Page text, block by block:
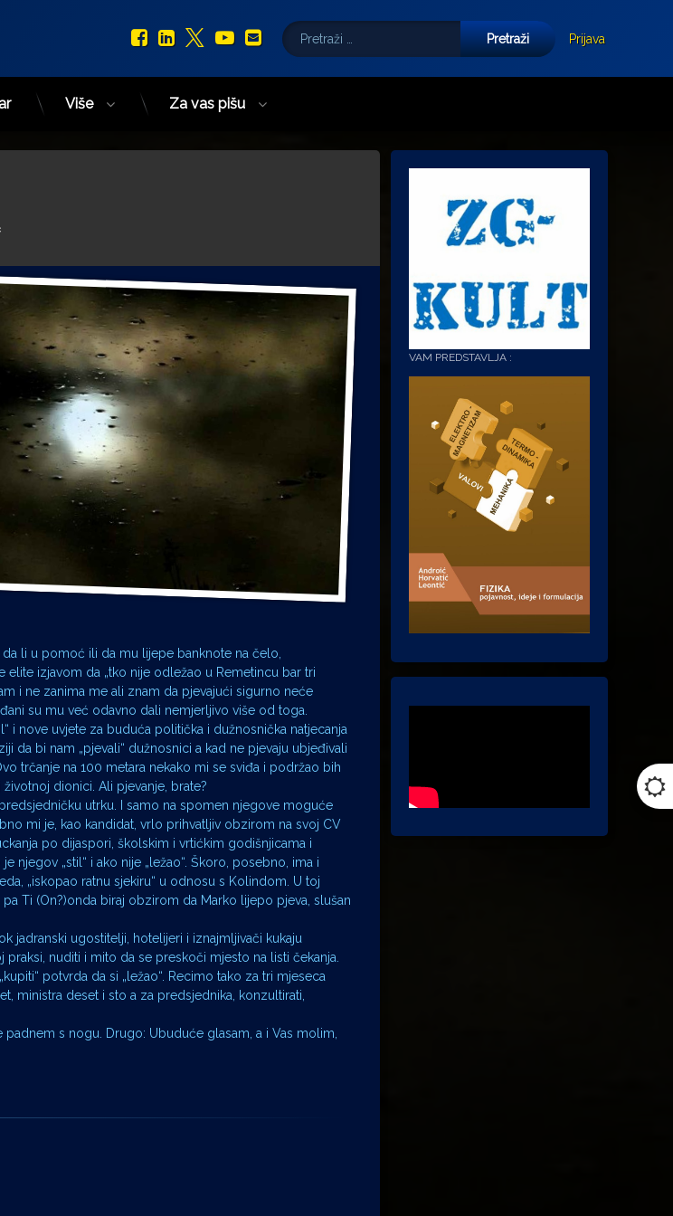
Facebook
LinkedIn
X.com
YouTube
E-mail
Pretraži:
Prijava
Više Za vas pišu
li u pomoć ili da mu lijepe banknote na čelo,
elite izjavom da „tko nije odležao u Remetincu bar tri
i ne zanima me ali znam da pjevajući sigurno neće
su mu već odavno dali nemjerljivo više od toga.
i nove uvjete za buduća politička i dužnosnička natjecanja
da bi nam „pjevali“ dužnosnici a kad ne pjevaju ubjeđivali
trčanje na 100 metara nekako mi se sviđa i podržao bih
dionici. Ali pjevanje, brate?
utrku. I samo na spomen njegove moguće
mi je, kao kandidat, vrlo prihvatljiv obzirom na svoj CV
po dijaspori, školskim i vrtićkim godišnjicama i
njegov „stil“ i ako nije „ležao“. Škoro, posebno, ima i
„iskopao ratnu sjekiru“ u odnosu s Kolindom. U toj
Ti (On?)onda biraj obzirom da Marko lijepo pjeva, slušan
jadranski ugostitelji, hotelijeri i iznajmljivači kukaju
nuditi i mito da se preskoči mjesto na listi čekanja.
potvrda da si „ležao“. Recimo tako za tri mjeseca
ministra deset i sto a za predsjednika, konzultirati,
s nogu. Drugo: Ubuduće glasam, a i Vas molim,
VAM PREDSTAVLJA :